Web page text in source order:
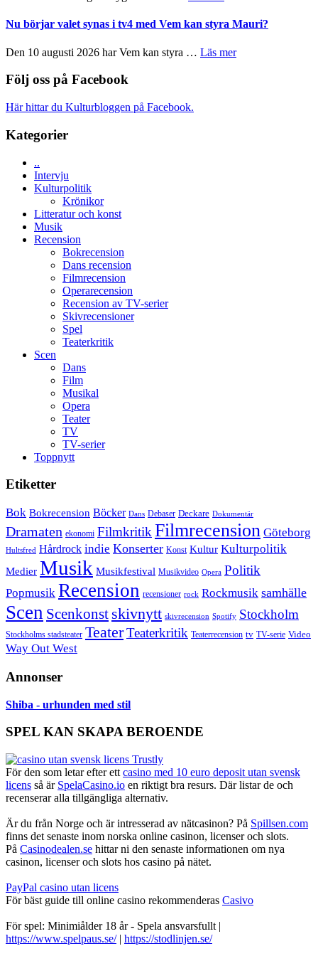
och
The
Edge
Nu börjar valet synas i tv4 med Vem kan styra Mauri?
Den 10 augusti 2026 har Vem kan styra … Läs merom
Följ oss på Facebook
Här hittar du Kulturbloggen på Facebook.
Kategorier
..
Intervju
Kulturpolitik
Krönikor
Litteratur och konst
Musik
Recension
Bokrecension
Dans recension
Filmrecension
Operarecension
Recension av TV-serier
Skivrecensioner
Spel
Teaterkritik
Scen
Dans
Film
Musikal
Opera
Teater
TV
TV-serier
Toppnytt
Etiketter
Bok Bokrecension Böcker Dans Debaser Deckare Dokumentär
Dramaten ekonomi Filmkritik Filmrecension Göteborg
Hultsfred Hårdrock indie Konserter Konst Kultur Kulturpolitik
Medier Musik Musikfestival Musikvideo Opera Politik
Popmusik Recension recensioner rock Rockmusik samhälle
Scen Scenkonst skivnytt skivrecension Spotify Stockholm
Stockholms stadsteater TeaterTeaterkritik Teaterrecension tv TV-serie Video
Way Out West
Annonser
Shiba - urhunden med stil
SPEL KAN SKAPA BEROENDE
För den som letar efter ett casino med 10 euro deposit utan svensk
licens så är SpelaCasino.io en riktigt bra resurs. Där listar de och
recenserar alla tillgängliga alternativ.
Är du från Norge och är intresserad av nätcasinon? På Spillsen.com
finns det senaste inom norska online casinon, licenser och slots.
På Casinodealen.se hittar ni den senaste informationen om nya
casinon, licenser och slots hos casino på nätet.
PayPal casino utan licens
För bäst guide till online casino rekommenderas Casivo
För spel: Minimiålder 18 år - Spela ansvarsfullt |
https://www.spelpaus.se/| https://stodlinjen.se/